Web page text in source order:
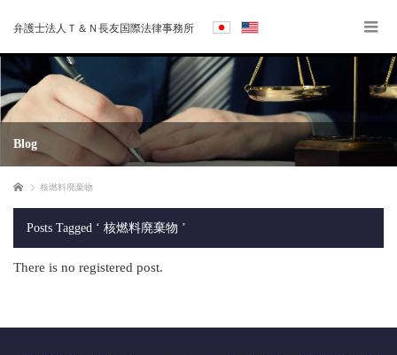
弁護士法人Ｔ＆Ｎ長友国際法律事務所
Blog
Home 核燃料廃棄物
Posts Tagged ‘ 核燃料廃棄物 ’
There is no registered post.